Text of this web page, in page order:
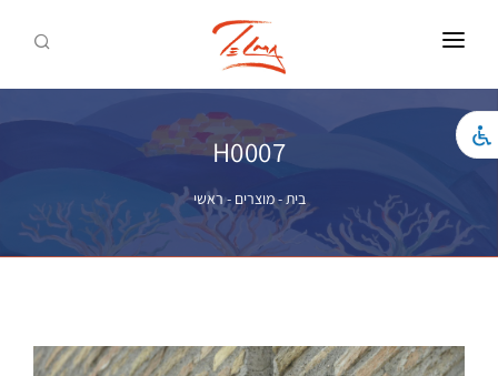
ראשי
צילומים להדפסה
כל המוצרים
H0007
בית-מוצרים -ראשי